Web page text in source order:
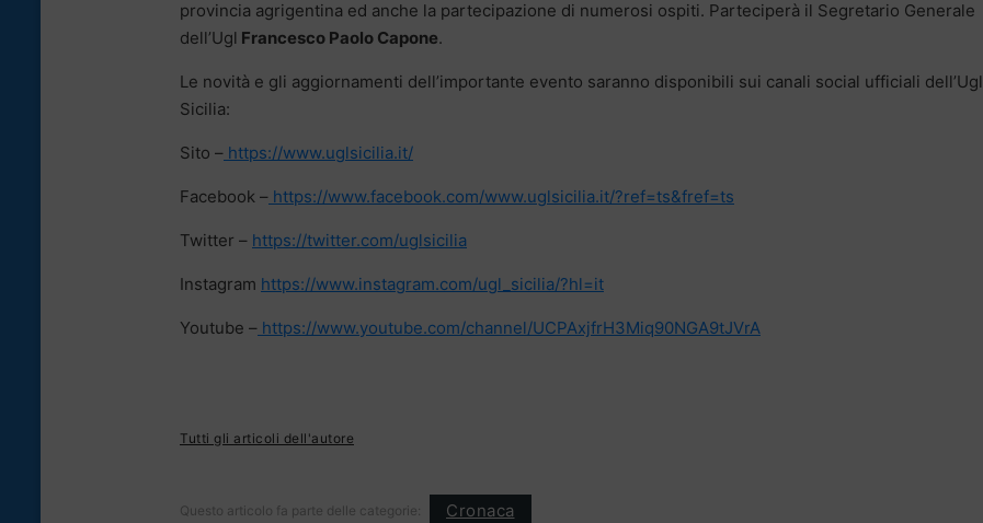
provincia agrigentina ed anche la partecipazione di numerosi ospiti. Parteciperà il Segretario Generale
dell’Ugl Francesco Paolo Capone.
Le novità e gli aggiornamenti dell’importante evento saranno disponibili sui canali social ufficiali dell’Ugl
Sicilia:
Sito – https://www.uglsicilia.it/
Facebook – https://www.facebook.com/www.uglsicilia.it/?ref=ts&fref=ts
Twitter – https://twitter.com/uglsicilia
Instagram https://www.instagram.com/ugl_sicilia/?hl=it
Youtube – https://www.youtube.com/channel/UCPAxjfrH3Miq90NGA9tJVrA
Tutti gli articoli dell'autore
Questo articolo fa parte delle categorie: Cronaca